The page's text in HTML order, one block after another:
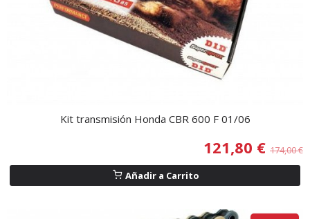
Kit transmisión Honda CBR 600 F 01/06
121,80 € 174,00 €
Añadir a Carrito